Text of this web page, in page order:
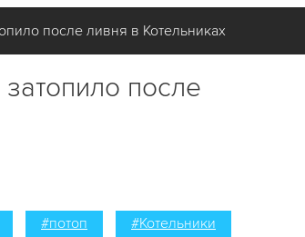
после ливня в Котельниках
после
#потоп #Котельники